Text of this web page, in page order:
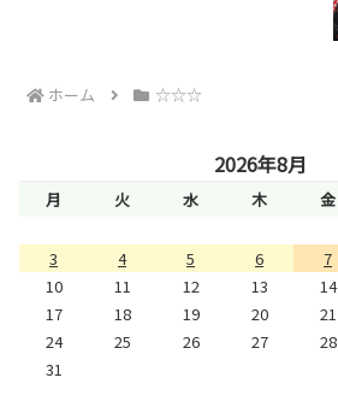
ホーム ☆☆☆
2026年8月
月 火 水 木 金
3
4 5 6 7
10
11 12 13 14
17
18 19 20 21
24
25 26 27 28
31